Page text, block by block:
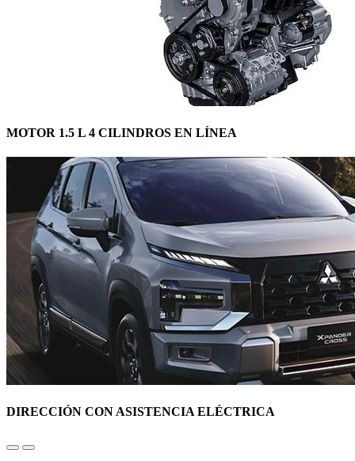
MOTOR 1.5 L 4 CILINDROS EN LÍNEA
DIRECCIÓN CON ASISTENCIA ELÉCTRICA